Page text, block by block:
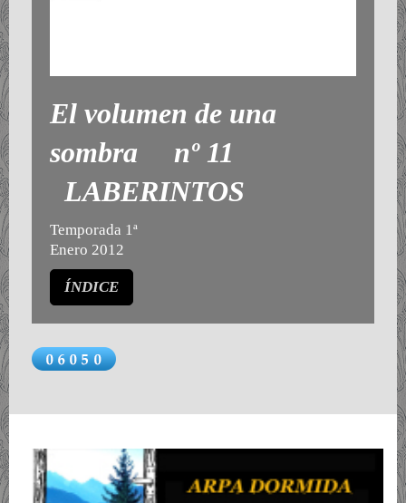
El volumen de una
sombra nº 11
LABERINTOS
Temporada 1ª
Enero 2012
ÍNDICE